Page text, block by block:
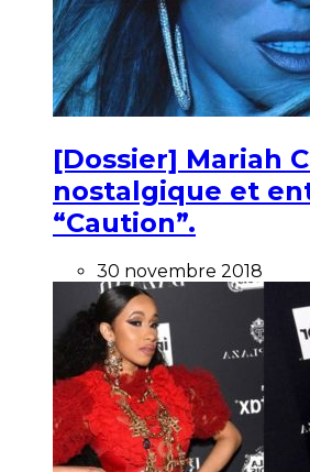
[Dossier] Mariah
nostalgique et
“Caution”.
30 novembre 2018